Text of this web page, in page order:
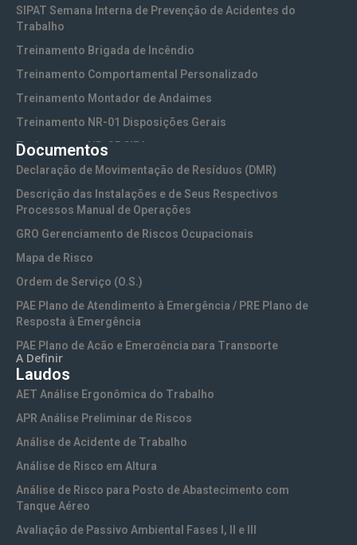
SIPAT Semana Interna de Prevenção de Acidentes do
Trabalho
Treinamento Brigada de Incêndio
Treinamento Comportamental Personalizado
Treinamento Montador de Andaimes
Treinamento NR-01 Disposições Gerais
Treinamento NR-05 CIPA
Treinamento NR-06 EPI (Equipamentos de Proteção
Individual)
Treinamento NR-10 Segurança em Instalações e Serviços
com Eletricidade
Treinamento NR-10 SEP Sistema Elétrico de Potência
Treinamento NR-11 Transporte, Movimentação,
Armazenamento e Manuseio de Materiais
Treinamento NR-13 Vasos de Pressão e Caldeiras
Treinamento NR-15 Atividades e Operações Insalubres
Treinamento NR-16 Atividades e Operações Perigosas
Construção
Treinamento NR-20 Motorista (Inflamáveis e Líquidos
Combustíveis)
Treinamento NR-20 Segurança com Inflamáveis e
Combustíveis
Treinamento NR-23 Proteção Contra Incêndios
Documentos
Declaração de Movimentação de Resíduos (DMR)
Descrição das Instalações e de Seus Respectivos
Processos Manual de Operações
GRO Gerenciamento de Riscos Ocupacionais
Mapa de Risco
Ordem de Serviço (O.S.)
PAE Plano de Atendimento à Emergência / PRE Plano de
Resposta à Emergência
PAE Plano de Ação e Emergência para Transporte
Rodoviário
Ocupacional
PGR Programa de Gerenciamento de Riscos e PGRTR
Programa de Gerenciamento de Riscos no Trabalho Rural
PGRA Programa de Gerenciamento de Riscos Ambientais
PGRS Plano de Gerenciamento de Resíduos Sólidos
(Industriais e Comerciais)
A Definir
Laudos
AET Análise Ergonômica do Trabalho
APR Análise Preliminar de Riscos
Análise de Acidente de Trabalho
Análise de Risco em Altura
Análise de Risco para Posto de Abastecimento com
Tanque Aéreo
Avaliação de Passivo Ambiental Fases I, II e III